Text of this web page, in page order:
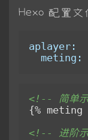
Hexo 配置文
aplayer:
meting:
<!-- 简单
{%
<!-- 进阶